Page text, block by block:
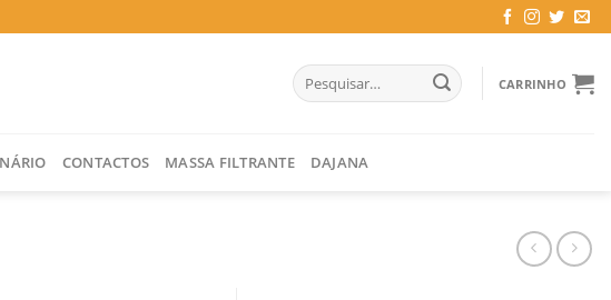
Pesquisar
por:
CARRINHO
CONTACTOS MASSA FILTRANTE DAJANA